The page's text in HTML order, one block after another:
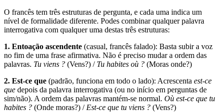
O francês tem três estruturas de pergunta, e cada uma indica um
nível de formalidade diferente. Podes combinar qualquer palavra
interrogativa com qualquer uma destas três estruturas:
1. Entoação ascendente (casual, francês falado): Basta subir a voz
no fim de uma frase afirmativa. Não é preciso mudar a ordem das
palavras. Tu viens ? (Vens?) / Tu habites où ? (Moras onde?)
2. Est-ce que (padrão, funciona em todo o lado): Acrescenta est-ce
que depois da palavra interrogativa (ou no início em perguntas de
sim/não). A ordem das palavras mantém-se normal. Où est-ce que tu
habites ? (Onde moras?) / Est-ce que tu viens ? (Vens?)